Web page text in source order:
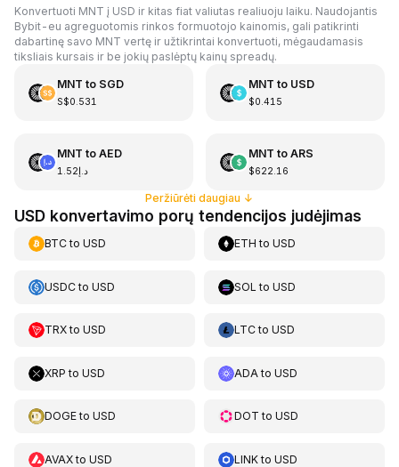
Konvertuoti MNT į USD ir kitas fiat valiutas realiuoju laiku. Naudojantis
Bybit-eu agreguotomis rinkos formuotojo kainomis, gali patikrinti
dabartinę savo MNT vertę ir užtikrintai konvertuoti, mėgaudamasis
tiksliais kursais ir be jokių paslėptų kainų spreadų.
MNT to SGD
S$0.531
MNT to USD
$0.415
MNT to AED
د.إ1.52
MNT to ARS
$622.16
Peržiūrėti daugiau ↓
USD konvertavimo porų tendencijos judėjimas
BTCto USD ETH toUSD
USDCto USD SOL toUSD
TRXto USD LTCtoUSD
XRP to USD ADA toUSD
DOGEto USD DOT toUSD
AVAXto USD LINKtoUSD